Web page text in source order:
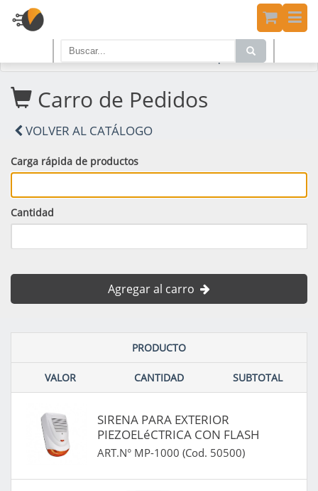
PRODUCTOS
Carro de Pedidos
VOLVER AL CATÁLOGO
Carga rápida de productos
Cantidad
Agregar al carro
PRODUCTO
VALOR CANTIDAD SUBTOTAL
SIRENA PARA EXTERIOR
PIEZOELéCTRICA CON FLASH
ART.N° MP-1000 (Cod. 50500)